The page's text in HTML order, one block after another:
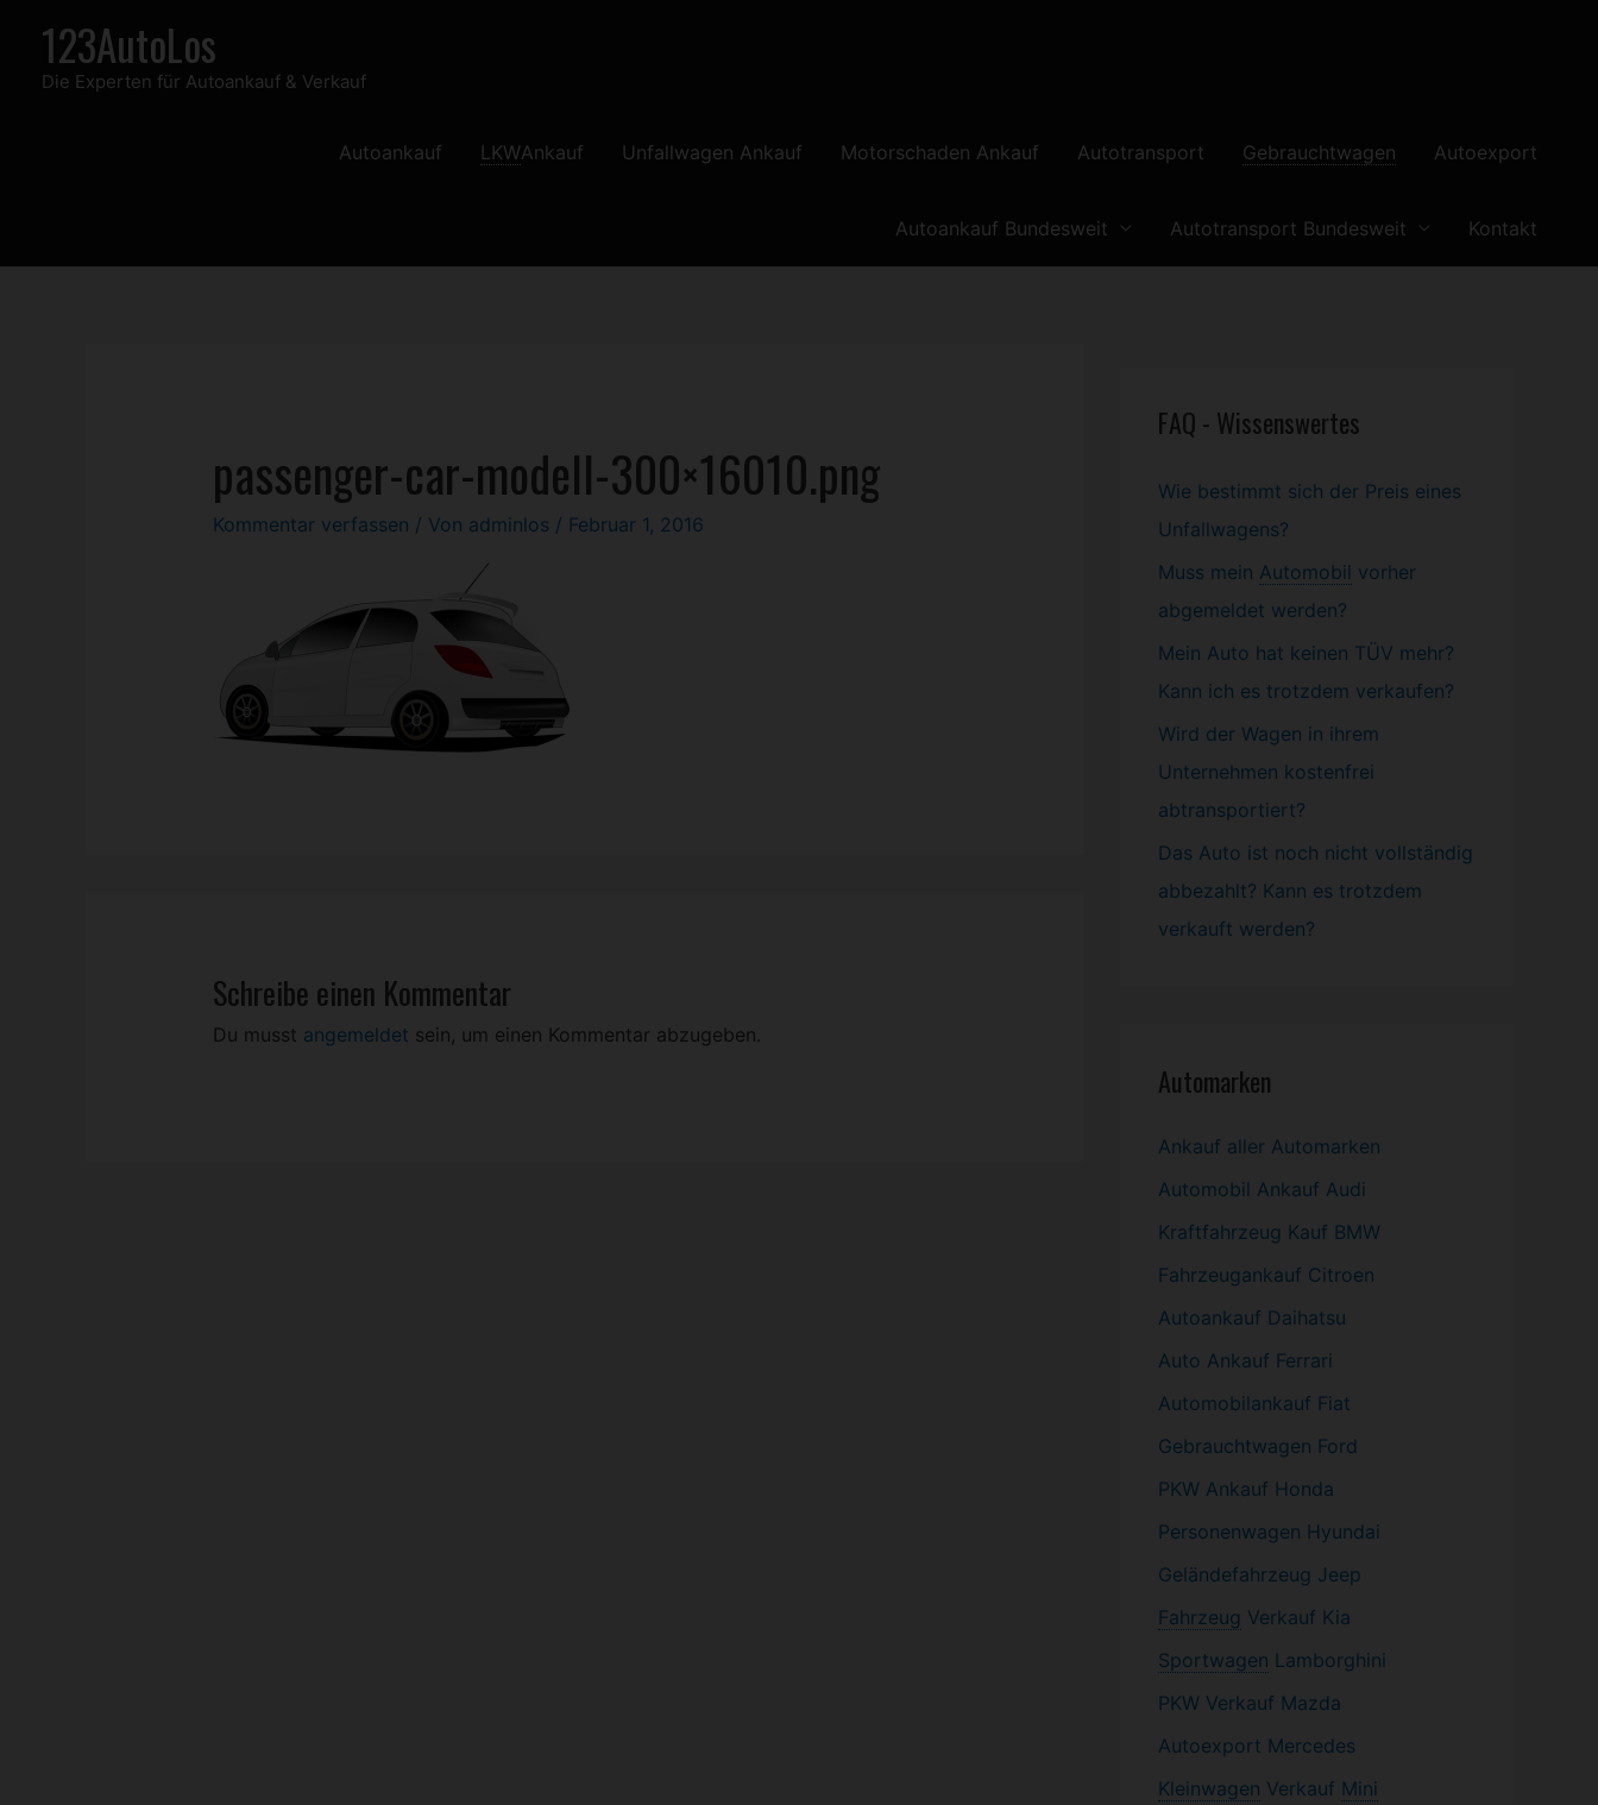
springen
123AutoLos
Die Experten für Autoankauf & Verkauf
Autoankauf LKWAnkauf Unfallwagen Ankauf Motorschaden Ankauf Autotransport Gebrauchtwagen Autoexport
Autoankauf Bundesweit Autotransport Bundesweit Kontakt
passenger-car-modell-300×16010.png
Kommentar verfassen / Von adminlos / Februar 1, 2016
Schreibe einen Kommentar
Du musst angemeldet sein, um einen Kommentar abzugeben.
FAQ - Wissenswertes
Wie bestimmt sich der Preis eines
Unfallwagens?
Muss mein Automobil vorher
abgemeldet werden?
Mein Auto hat keinen TÜV mehr?
Kann ich es trotzdem verkaufen?
Wird der Wagen in ihrem
Unternehmen kostenfrei
abtransportiert?
Das Auto ist noch nicht vollständig
abbezahlt? Kann es trotzdem
verkauft werden?
Automarken
Ankauf aller Automarken
Automobil Ankauf Audi
Kraftfahrzeug Kauf BMW
Fahrzeugankauf Citroen
Autoankauf Daihatsu
Auto Ankauf Ferrari
Automobilankauf Fiat
Gebrauchtwagen Ford
PKW Ankauf Honda
Personenwagen Hyundai
Geländefahrzeug Jeep
Fahrzeug Verkauf Kia
Sportwagen Lamborghini
PKW Verkauf Mazda
Autoexport Mercedes
Kleinwagen Verkauf Mini